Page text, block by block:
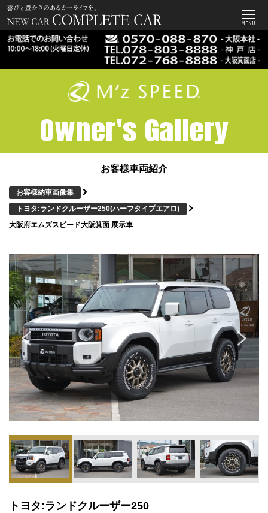
MENU
Owner's Gallery
お客様車両紹介
お客様納車画像集
トヨタ:ランドクルーザー250(ハーフタイプエアロ)
大阪府エムズスピード大阪箕面 展示車
トヨタ:ランドクルーザー250